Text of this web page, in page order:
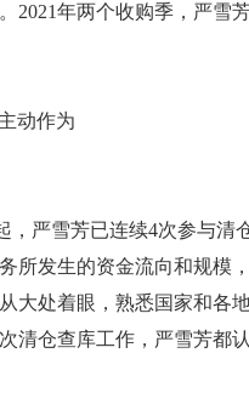
2021年两个收购季，严雪
主动作为
，严雪芳已连续4次参与
所发生的资金流向和规模
大处着眼，熟悉国家和各
清仓查库工作，严雪芳都